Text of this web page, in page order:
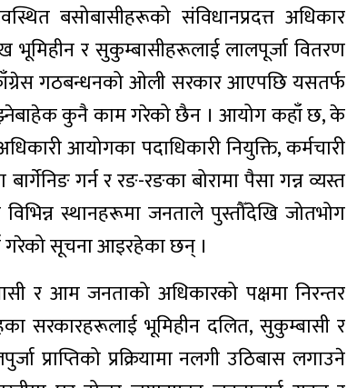
बसोबासीहरूको संविधानप्रदत्त अधिकार
भूमिहीन र सुकुम्बासीहरूलाई लालपूर्जा वितरण
गठबन्धनको ओली सरकार आएपछि यसतर्फ
कुनै काम गरेको छैन । आयोग कहाँ छ, के
आयोगका पदाधिकारी नियुक्ति, कर्मचारी
गर्न र रङ-रङका बोरामा पैसा गन्न व्यस्त
स्थानहरूमा जनताले पुस्तौँदेखि जोतभोग
गरेको सूचना आइरहेका छन् ।
र आम जनताको अधिकारको पक्षमा निरन्तर
सरकारहरूलाई भूमिहीन दलित, सुकुम्बासी र
प्राप्तिको प्रक्रियामा नलगी उठिबास लगाउने